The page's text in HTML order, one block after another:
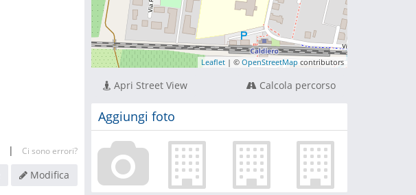
| Ci sono errori?
Modifica
Leaflet | ©OpenStreetMap contributors
Apri Street View Calcola percorso
Aggiungi foto